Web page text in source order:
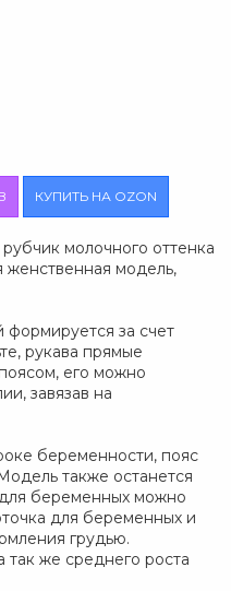
КУПИТЬ НА OZON
молочного оттенка
модель,
за счет
рукава прямые
его можно
завязав на
беременности, пояс
также останется
беременных можно
для беременных и
грудью.
так же среднего роста